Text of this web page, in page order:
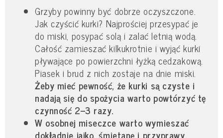
Grzyby powinny być dobrze oczyszczone.
Jak czyścić kurki? Najprościej przesypać je
do miski, posypać solą i zalać letnią wodą.
Całość zamieszać kilkukrotnie i wyjąć kurki
pływające po powierzchni łyżką cedzakową.
Piasek i brud z nich zostaje na dnie miski.
Żeby mieć pewność, że kurki są czyste i
nadają się do spożycia warto powtórzyć tę
czynność 2–3 razy.
W osobnej miseczce warto wymieszać